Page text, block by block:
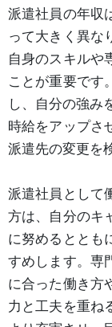
派遣社員の年収
って大きく異な
自身のスキルや
ことが重要です
し、自分の強み
時給をアップさ
派遣先の変更を
派遣社員として
方は、自分のキ
に努めるととも
すめします。専
に合った働き方
力と工夫を重ね